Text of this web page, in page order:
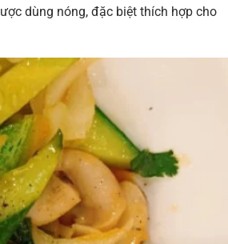
dùng nóng, đặc biệt thích hợp cho